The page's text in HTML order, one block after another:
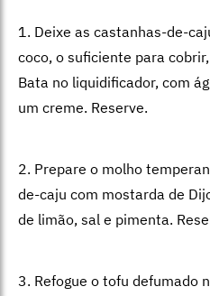
1. Deixe as castanhas-de-
coco, o suficiente para
Bata no liquidificador, com
um creme. Reserve.
2. Prepare o molho
de-caju com mostarda de
de limão, sal e pimenta.
3. Refogue o tofu defumado